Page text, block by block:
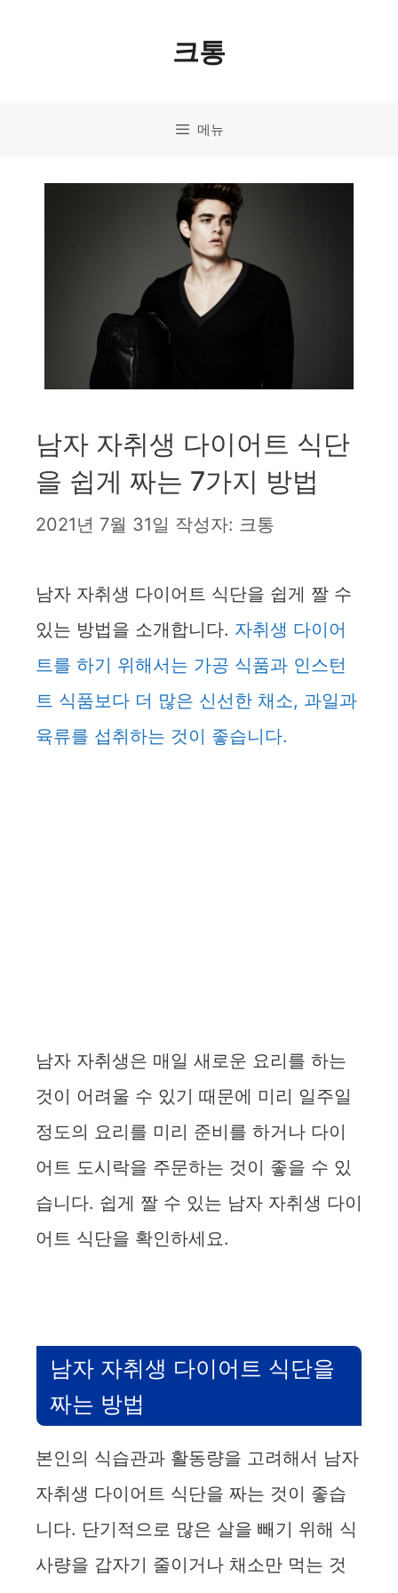
크통
메뉴
남자 자취생 다이어트 식단
을 쉽게 짜는 7가지 방법
2021년 7월 31일 작성자: 크통
남자 자취생 다이어트 식단을 쉽게 짤 수
있는 방법을 소개합니다. 자취생 다이어
트를 하기 위해서는 가공 식품과 인스턴
트 식품보다 더 많은 신선한 채소, 과일과
육류를 섭취하는 것이 좋습니다.
남자 자취생은 매일 새로운 요리를 하는
것이 어려울 수 있기 때문에 미리 일주일
정도의 요리를 미리 준비를 하거나 다이
어트 도시락을 주문하는 것이 좋을 수 있
습니다. 쉽게 짤 수 있는 남자 자취생 다이
어트 식단을 확인하세요.
남자 자취생 다이어트 식단을
짜는 방법
본인의 식습관과 활동량을 고려해서 남자
자취생 다이어트 식단을 짜는 것이 좋습
니다. 단기적으로 많은 살을 빼기 위해 식
사량을 갑자기 줄이거나 채소만 먹는 것